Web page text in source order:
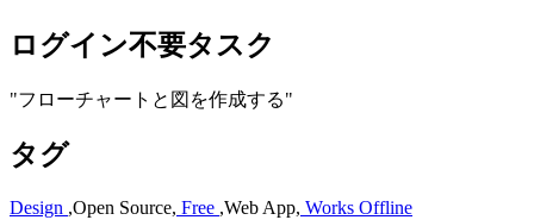
ログイン不要タスク
"フローチャートと図を作成する"
タグ
Design ,Open Source, Free ,Web App, Works Offline